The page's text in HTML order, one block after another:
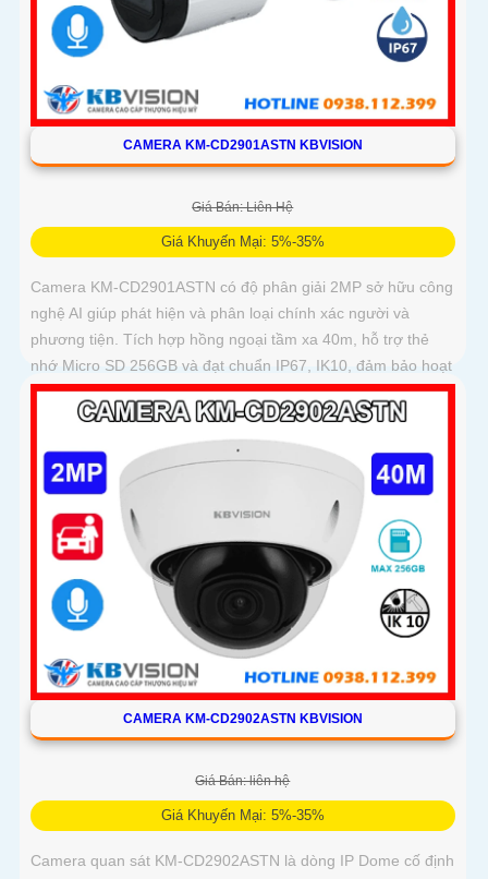
CAMERA KM-CD2901ASTN KBVISION
Giá Bán: Liên Hệ
Giá Khuyến Mại: 5%-35%
Camera KM-CD2901ASTN có độ phân giải 2MP sở hữu công
nghệ AI giúp phát hiện và phân loại chính xác người và
phương tiện. Tích hợp hồng ngoại tầm xa 40m, hỗ trợ thẻ
nhớ Micro SD 256GB và đạt chuẩn IP67, IK10, đảm bảo hoạt
động bền bỉ trong mọi điều kiện môi trường
CAMERA KM-CD2902ASTN KBVISION
Giá Bán: liên hệ
Giá Khuyến Mại: 5%-35%
Camera quan sát KM-CD2902ASTN là dòng IP Dome cố định